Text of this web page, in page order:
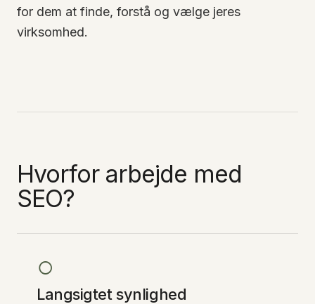
for dem at finde, forstå og vælge jeres
virksomhed.
Hvorfor arbejde med
SEO?
○
Langsigtet synlighed